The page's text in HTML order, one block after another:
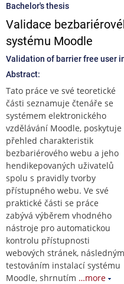
Bachelor's thesis
Validace
systému Moodle
Validation of barrier free user
Abstract:
Tato práce ve své teoretické
části seznamuje čtenáře se
systémem elektronického
vzdělávání Moodle, poskytuje
přehled charakteristik
bezbariérového webu a jeho
hendikepovaných uživatelů
spolu s pravidly tvorby
přístupného webu. Ve své
praktické části se práce
zabývá výběrem vhodného
nástroje pro automatickou
kontrolu přístupnosti
webových stránek, následným
testováním instalací systému
Moodle, shrnutím …more